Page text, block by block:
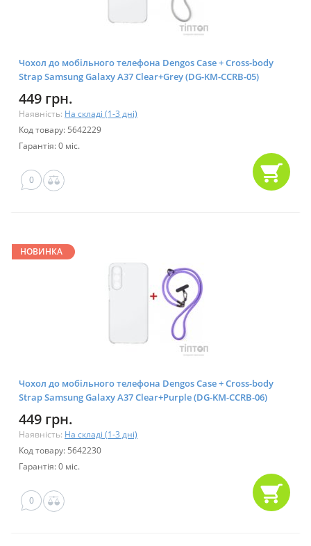
Чохол до мобільного телефона Dengos Case + Cross-body
Strap Samsung Galaxy A37 Clear+Grey (DG-KM-CCRB-05)
449 грн.
Наявність: На складі (1-3 дні)
Код товару: 5642229
Гарантія: 0 міс.
0
НОВИНКА
Чохол до мобільного телефона Dengos Case + Cross-body
Strap Samsung Galaxy A37 Clear+Purple (DG-KM-CCRB-06)
449 грн.
Наявність: На складі (1-3 дні)
Код товару: 5642230
Гарантія: 0 міс.
0